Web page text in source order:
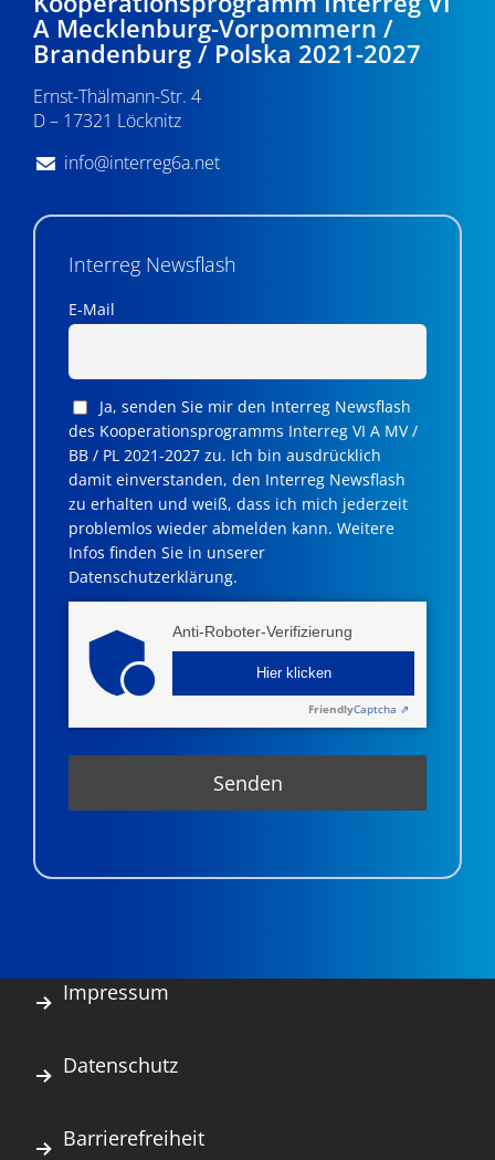
A Mecklenburg-Vorpommern /
Brandenburg / Polska 2021-2027
Ernst-Thälmann-Str. 4
D – 17321 Löcknitz
info@interreg6a.net
Interreg Newsflash
E-Mail
Ja, senden Sie mir den Interreg Newsflash
des Kooperationsprogramms Interreg VI A MV /
BB / PL 2021-2027 zu. Ich bin ausdrücklich
damit einverstanden, den Interreg Newsflash
zu erhalten und weiß, dass ich mich jederzeit
problemlos wieder abmelden kann. Weitere
Infos finden Sie in unserer
Datenschutzerklärung.
Anti-Roboter-Verifizierung
Hier klicken
FriendlyCaptcha ⇗
Impressum
Datenschutz
Barrierefreiheit